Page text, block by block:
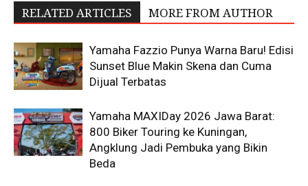
RELATED ARTICLES MORE FROM AUTHOR
Yamaha Fazzio Punya Warna Baru! Edisi
Sunset Blue Makin Skena dan Cuma
Dijual Terbatas
Yamaha MAXIDay 2026 Jawa Barat:
800 Biker Touring ke Kuningan,
Angklung Jadi Pembuka yang Bikin
Beda